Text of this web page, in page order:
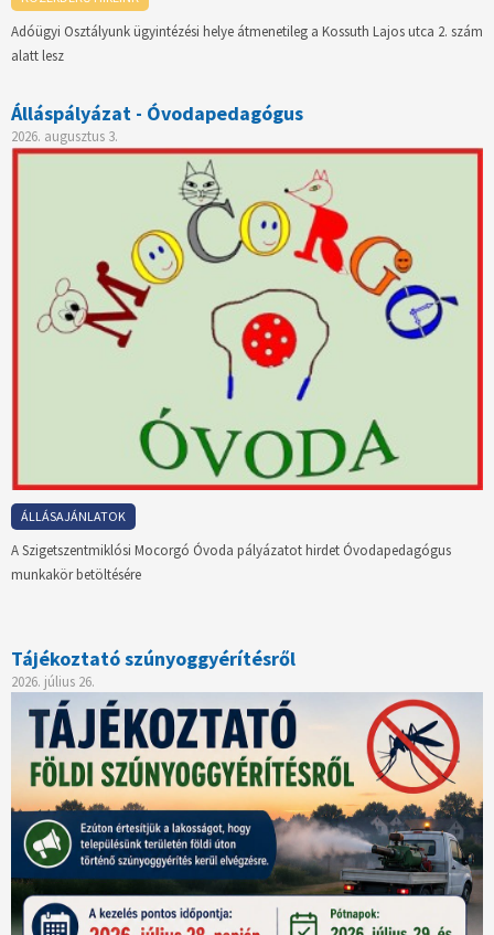
Adóügyi Osztályunk ügyintézési helye átmenetileg a Kossuth Lajos utca 2. szám
alatt lesz
Álláspályázat - Óvodapedagógus
2026. augusztus 3.
ÁLLÁSAJÁNLATOK
A Szigetszentmiklósi Mocorgó Óvoda pályázatot hirdet Óvodapedagógus
munkakör betöltésére
Tájékoztató szúnyoggyérítésről
2026. július 26.